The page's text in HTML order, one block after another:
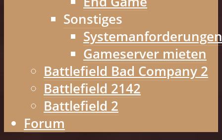
Sonstiges
Systemanforderungen
Gameserver mieten
Battlefield Bad Company 2
Battlefield 2142
Battlefield 2
Forum